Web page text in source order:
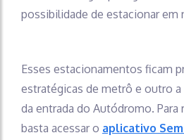
possibilidade de estacionar em
Esses estacionamentos ficam
estratégicas de metrô e outro
da entrada do Autódromo. Para
basta acessar o aplicativo